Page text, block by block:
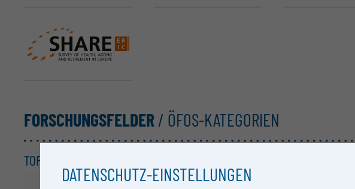
FORSCHUNGSFELDER/ ÖFOS-KATEGORIEN
TOP KATEGORIEN /
DATENSCHUTZ-EINSTELLUNGEN